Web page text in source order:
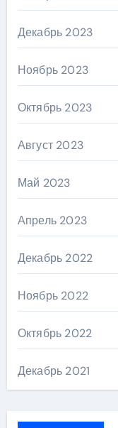
Декабрь 2023
Ноябрь 2023
Октябрь 2023
Август 2023
Май 2023
Апрель 2023
Декабрь 2022
Ноябрь 2022
Октябрь 2022
Декабрь 2021